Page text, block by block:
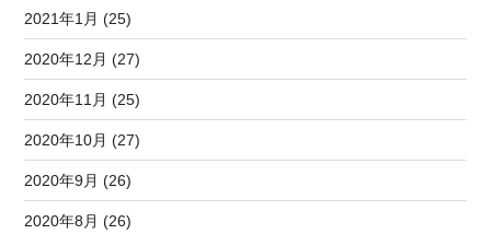
2021年1月 (25)
2020年12月 (27)
2020年11月 (25)
2020年10月 (27)
2020年9月 (26)
2020年8月 (26)